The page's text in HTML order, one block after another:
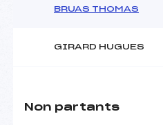
BRUAS THOMAS
GIRARD HUGUES
Non partants